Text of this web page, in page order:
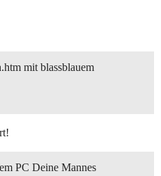
mit blassblauem
PC Deine Mannes